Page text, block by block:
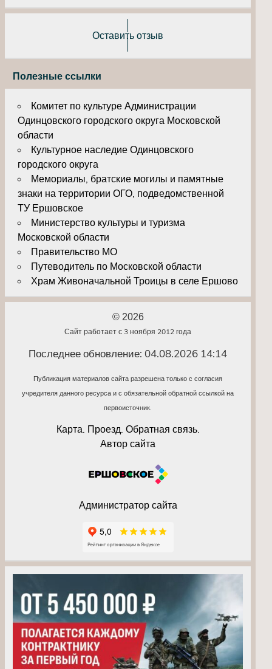
Оставить отзыв
Полезные ссылки
Комитет по культуре Администрации
Одинцовского городского округа Московской
области
Культурное наследие Одинцовского
городского округа
Мемориалы, братские могилы и памятные
знаки на территории ОГО, подведомственной
ТУ Ершовское
Министерство культуры и туризма
Московской области
Правительство МО
Путеводитель по Московской области
Храм Живоначальной Троицы в селе Ершово
© 2026
Сайт работает с 3 ноября 2012 года
Последнее обновление: 04.08.2026 14:14
Публикация материалов сайта разрешена только с согласия
учредителя данного ресурса и с обязательной обратной ссылкой на
первоисточник.
Карта. Проезд. Обратная связь.
Автор сайта
Администратор сайта